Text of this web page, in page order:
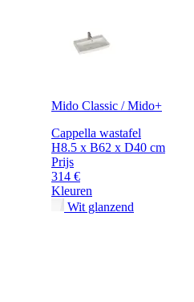
Mido Classic / Mido+
Cappella wastafel
H8.5 x B62 x D40 cm
Prijs
314 €
Kleuren
Wit glanzend